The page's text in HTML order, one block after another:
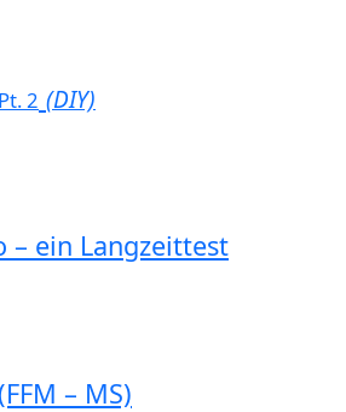
Pt. 2 (DIY)
– ein Langzeittest
– MS)